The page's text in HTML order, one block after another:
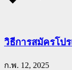
วิธีการสมัครโป
ก.พ. 12, 2025